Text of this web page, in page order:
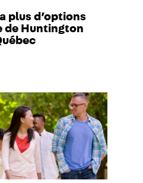
plus d’options
de Huntington